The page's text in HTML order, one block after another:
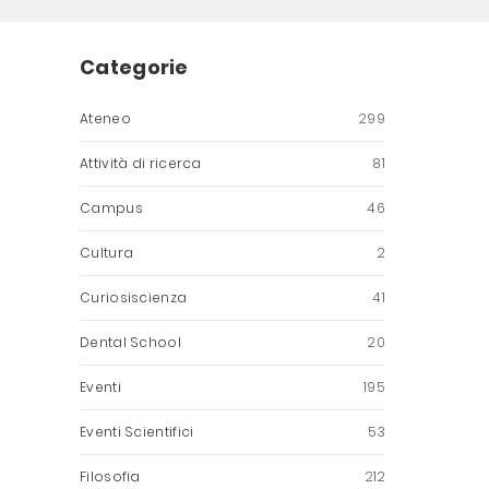
Categorie
Ateneo 299
Attività di ricerca 81
Campus 46
Cultura 2
Curiosiscienza 41
Dental School 20
Eventi 195
Eventi Scientifici 53
Filosofia 212